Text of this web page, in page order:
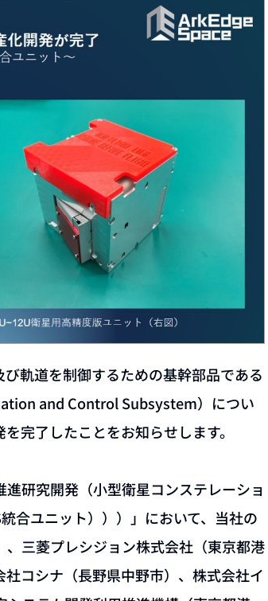
軌道を制御するための基幹部品である
and Control Subsystem）につい
完了したことをお知らせします。
研究開発（小型衛星コンステレーショ
合ユニット）））」において、当社の
三菱プレシジョン株式会社（東京都港
コシナ（長野県中野市）、株式会社イ